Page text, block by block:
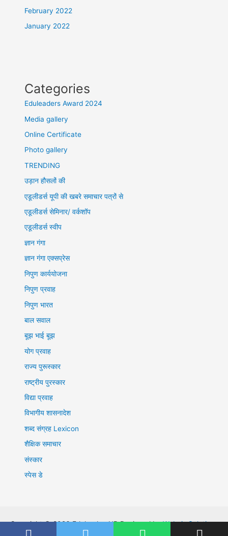
February 2022
January 2022
Categories
Eduleaders Award 2024
Media gallery
Online Certificate
Photo gallery
TRENDING
उड़ान हौसलों की
एडूलीडर्स यूपी की खबरे समाचार पत्रों से
एडूलीडर्स सेमिनार/ वर्कशॉप
एडूलीडर्स स्वीप
ज्ञान गंगा
ज्ञान गंगा एक्सप्रेस
निपुण कार्ययोजना
निपुण प्रवाह
निपुण भारत
बाल सवाल
बूझ भाई बूझ
योग प्रवाह
राज्य पुरूस्कार
राष्ट्रीय पुरस्कार
विद्या प्रवाह
विभागीय शासनादेश
शब्द संग्रह Lexicon
शैक्षिक समाचार
संस्कार
स्पेस डे
Copyright © 2026 EduleadersUP Designed byWebnix Solutions